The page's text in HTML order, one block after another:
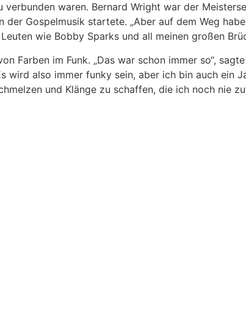
waren. Bernard Wright war der
der Gospelmusik startete. „Aber auf dem Weg
wie Bobby Sparks und all meinen großen
Farben im Funk. „Das war schon immer so“,
wird also immer funky sein, aber ich bin auch ein
und Klänge zu schaffen, die ich noch nie